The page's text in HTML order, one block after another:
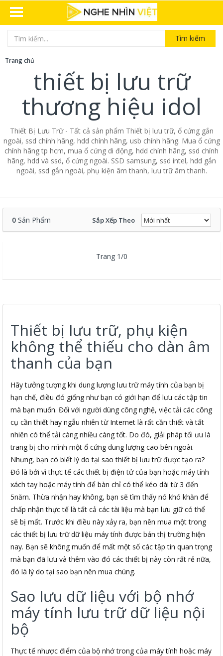
Tìm kiếm
Trang chủ
thiết bị lưu trữ
thương hiệu idol
Thiết Bị Lưu Trữ - Tất cả sản phẩm Thiết bị lưu trữ, ổ cứng gắn
ngoài, ssd chính hãng, hdd chính hãng, usb chính hãng. Mua ổ cứng
chính hãng tp hcm, mua ổ cứng di động, hdd chính hãng, ssd chính
hãng, hdd và ssd, ổ cứng ngoài. SSD samsung, ssd intel, hdd gắn
ngoài, ssd gắn ngoài, phụ kiện âm thanh, lưu trữ âm thanh.
0 Sản Phẩm Sắp Xếp Theo
Trang 1/0
Thiết bị lưu trữ, phụ kiện
không thể thiếu cho dàn âm
thanh của bạn
Hãy tưởng tượng khi dung lượng lưu trữ máy tính của bạn bị
hạn chế, điều đó giống như bạn có giới hạn để lưu các tập tin
mà bạn muốn. Đối với người dùng công nghệ, việc tải các công
cụ cần thiết hay ngẫu nhiên từ Internet là rất cần thiết và tất
nhiên có thể tải càng nhiều càng tốt. Do đó, giải pháp tối ưu là
trang bị cho mình một ổ cứng dung lượng cao bên ngoài.
Nhưng, bạn có biết lý do tại sao thiết bị lưu trữ được tạo ra?
Đó là bởi vì thực tế các thiết bị điện tử của bạn hoặc máy tính
xách tay hoặc máy tính để bàn chỉ có thể kéo dài từ 3 đến
5năm. Thừa nhận hay không, bạn sẽ tìm thấy nó khó khăn để
chấp nhận thực tế là tất cả các tài liệu mà bạn lưu giữ có thể
sẽ bị mất. Trước khi điều này xảy ra, bạn nên mua một trong
các thiết bị lưu trữ dữ liệu máy tính được bán thị trường hiện
nay. Bạn sẽ không muốn để mất một số các tập tin quan trọng
mà bạn đã lưu và thêm vào đó các thiết bị này còn rất rẻ nữa,
đó là lý do tại sao bạn nên mua chúng.
Sao lưu dữ liệu với bộ nhớ
máy tính lưu trữ dữ liệu nội
bộ
Thực tế nhược điểm của bộ nhớ trong của máy tính hoặc máy